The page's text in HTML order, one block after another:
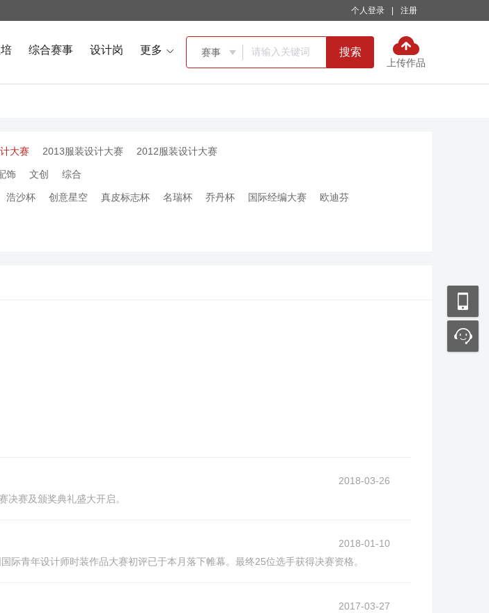
个人登录 注册
综合赛事 设计岗 更多  赛事  搜索
上传作品
大赛 2013服装设计大赛 2012服装设计大赛
饰 文创 综合
浩沙杯 创意星空 真皮标志杯 名瑞杯 乔丹杯 国际经编大赛 欧迪芬
2018-03-26
决赛及颁奖典礼盛大开启。
2018-01-10
际青年设计师时装作品大赛初评已于本月落下帷幕。最终25位选手获得决赛资格。
2017-03-27